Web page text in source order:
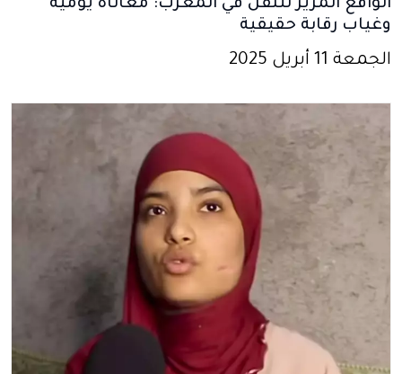
الواقع المرير للنقل في المغرب: معاناة يومية
وغياب رقابة حقيقية
الجمعة 11 أبريل 2025